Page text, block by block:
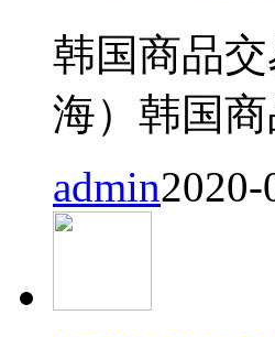
韩国商品
海）韩国
admin2020-